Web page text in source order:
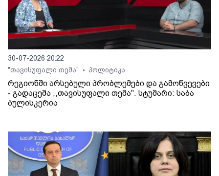
30-07-2026 20:22
"თავისუფალი თემა"
• პოლიტიკა
რეგიონში არსებული პრობლემები და გამოწვევები
- გადაცემა ,,თავისუფალი თემა". სტუმარი: საბა
ბულისკერია